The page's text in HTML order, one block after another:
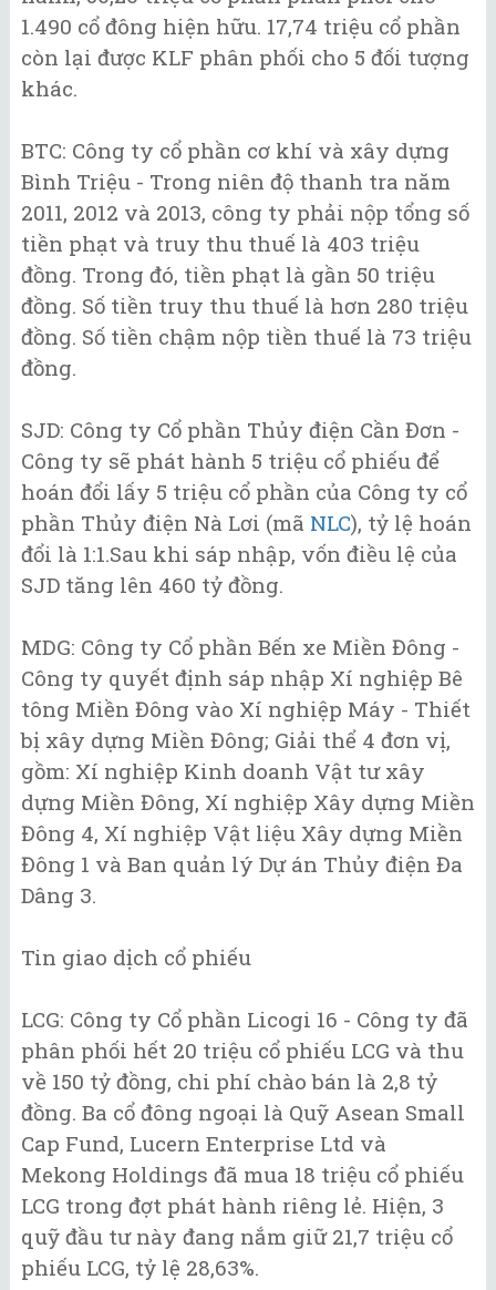
1.490 cổ đông hiện hữu. 17,74 triệu cổ phần
còn lại được KLF phân phối cho 5 đối tượng
khác.
BTC: Công ty cổ phần cơ khí và xây dựng
Bình Triệu - Trong niên độ thanh tra năm
2011, 2012 và 2013, công ty phải nộp tổng số
tiền phạt và truy thu thuế là 403 triệu
đồng. Trong đó, tiền phạt là gần 50 triệu
đồng. Số tiền truy thu thuế là hơn 280 triệu
đồng. Số tiền chậm nộp tiền thuế là 73 triệu
đồng.
SJD: Công ty Cổ phần Thủy điện Cần Đơn -
Công ty sẽ phát hành 5 triệu cổ phiếu để
hoán đổi lấy 5 triệu cổ phần của Công ty cổ
phần Thủy điện Nà Lơi (mã NLC), tỷ lệ hoán
đổi là 1:1.Sau khi sáp nhập, vốn điều lệ của
SJD tăng lên 460 tỷ đồng.
MDG: Công ty Cổ phần Bến xe Miền Đông -
Công ty quyết định sáp nhập Xí nghiệp Bê
tông Miền Đông vào Xí nghiệp Máy - Thiết
bị xây dựng Miền Đông; Giải thể 4 đơn vị,
gồm: Xí nghiệp Kinh doanh Vật tư xây
dựng Miền Đông, Xí nghiệp Xây dựng Miền
Đông 4, Xí nghiệp Vật liệu Xây dựng Miền
Đông 1 và Ban quản lý Dự án Thủy điện Đa
Dâng 3.
Tin giao dịch cổ phiếu
LCG: Công ty Cổ phần Licogi 16 - Công ty đã
phân phối hết 20 triệu cổ phiếu LCG và thu
về 150 tỷ đồng, chi phí chào bán là 2,8 tỷ
đồng. Ba cổ đông ngoại là Quỹ Asean Small
Cap Fund, Lucern Enterprise Ltd và
Mekong Holdings đã mua 18 triệu cổ phiếu
LCG trong đợt phát hành riêng lẻ. Hiện, 3
quỹ đầu tư này đang nắm giữ 21,7 triệu cổ
phiếu LCG, tỷ lệ 28,63%.